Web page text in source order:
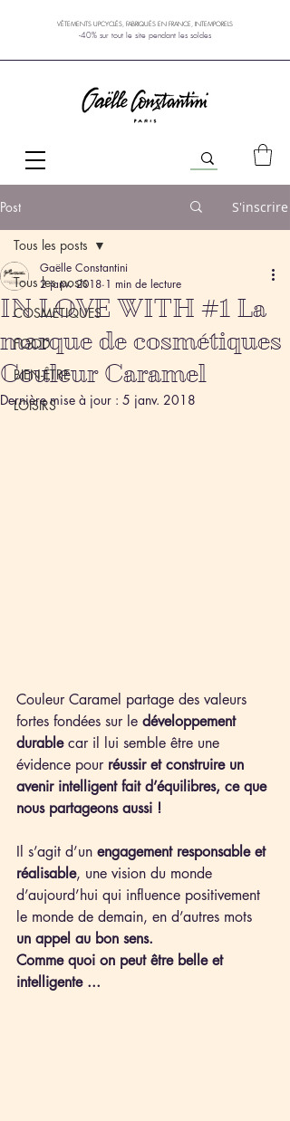
VÊTEMENTS UPCYCLÉS, FABRIQUÉS EN FRANCE, INTEMPORELS
-40% sur tout le site pendant les soldes
Post S'inscrire
Tous les posts
COSMÉTIQUES
FOOD
BIEN-ÊTRE
LOISIRS
Tous les posts
IN LOVE WITH #1 La
marque de cosmétiques
Couleur Caramel
Gaëlle Constantini
2 janv. 2018 1 min de lecture
Dernière mise à jour : 5 janv. 2018
Couleur Caramel partage des valeurs
fortes fondées sur le développement
durable car il lui semble être une
évidence pour réussir et construire un
avenir intelligent fait d’équilibres, ce que
nous partageons aussi !
Il s’agit d’un engagement responsable et
réalisable, une vision du monde
d’aujourd’hui qui influence positivement
le monde de demain, en d’autres mots
un appel au bon sens.
Comme quoi on peut être belle et
intelligente ...